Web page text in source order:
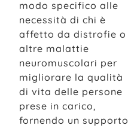
modo specifico alle
necessità di chi è
affetto da distrofie o
altre malattie
neuromuscolari per
migliorare la qualità
di vita delle persone
prese in carico,
fornendo un supporto